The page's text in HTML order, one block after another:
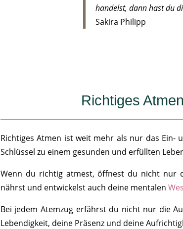
handelst, dann hast du
Sakira Philipp
Richtiges
Richtiges Atmen ist weit mehr als nur das Ein-
Schlüssel zu einem gesunden und erfüllten
Wenn du richtig atmest, öffnest du nicht nur
nährst und entwickelst auch deine mentalen
Bei jedem Atemzug erfährst du nicht nur die
Lebendigkeit, deine Präsenz und deine